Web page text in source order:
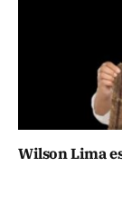
Wilson Lima